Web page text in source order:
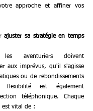
approche et affiner vos
ajuster sa stratégie en temps
les aventuriers doivent
aux imprévus, qu'il s'agisse
ou de rebondissements
flexibilité est également
téléphonique. Chaque
est vital de :